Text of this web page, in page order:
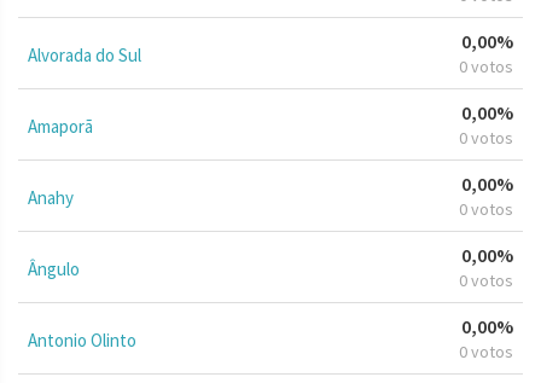
Alvorada do Sul
0,00%
0 votos
Amaporã
0,00%
0 votos
Anahy
0,00%
0 votos
Ângulo
0,00%
0 votos
Antonio Olinto
0,00%
0 votos